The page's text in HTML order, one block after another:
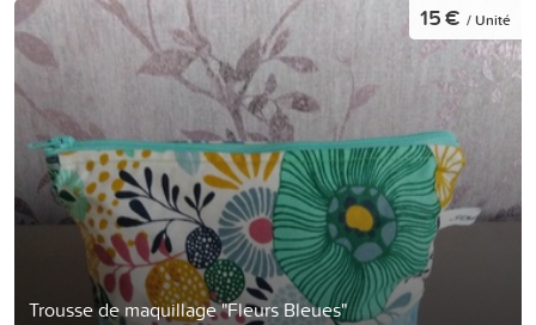
Trousse de maquillage "Fleurs Bleues"
15 € / Unité